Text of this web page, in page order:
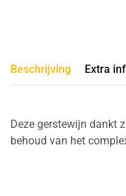
Beschrijving Extra
Deze gerstewijn dankt
behoud van het